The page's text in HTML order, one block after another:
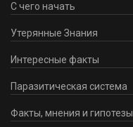
С чего начать
Утерянные Знания
Интересные факты
Паразитическая система
Факты, мнения и гипотезы